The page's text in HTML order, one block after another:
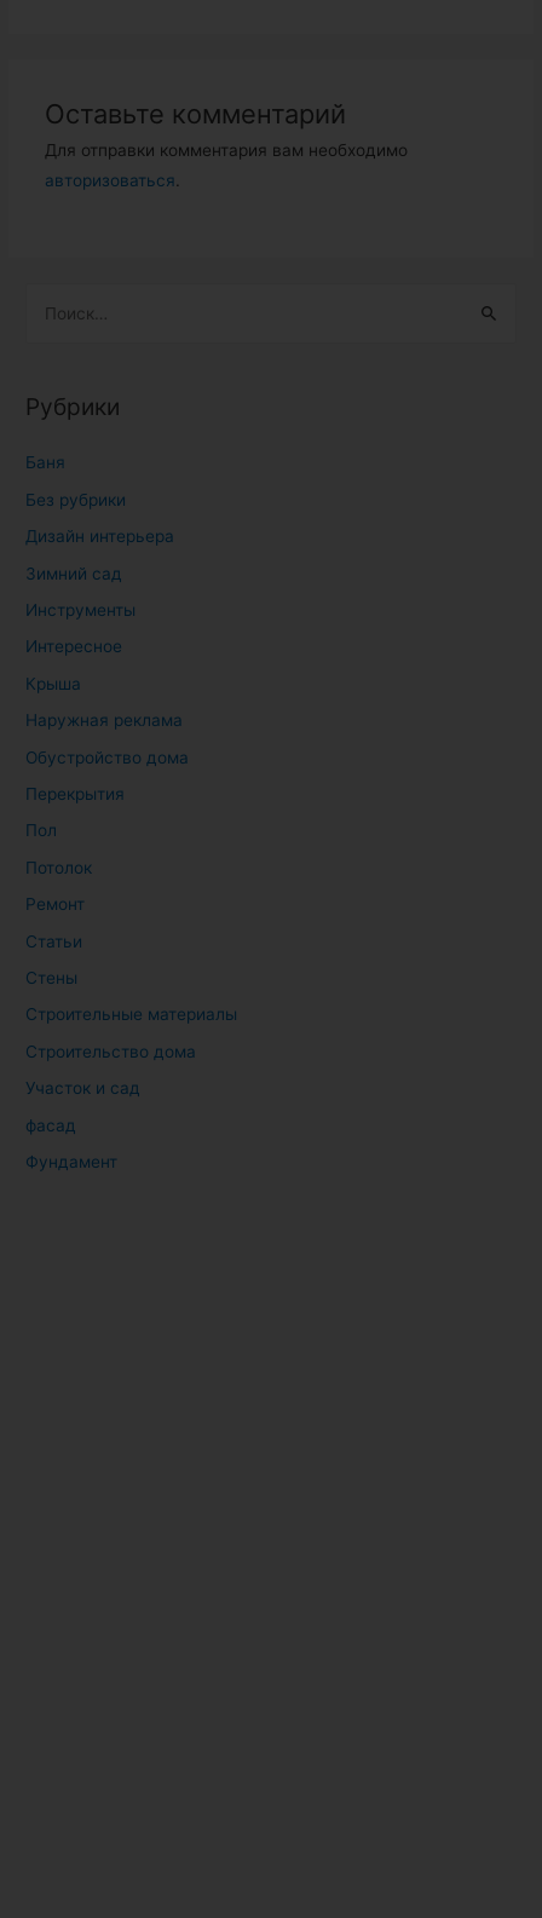
Оставьте комментарий
Для отправки комментария вам необходимо
авторизоваться
т
:
Рубрики
Баня
Без рубрики
Дизайн интерьера
Зимний сад
Инструменты
Интересное
Крыша
Наружная реклама
Обустройство дома
Перекрытия
Пол
Потолок
Ремонт
Статьи
Стены
Строительные материалы
Строительство дома
Участок и сад
фасад
Фундамент